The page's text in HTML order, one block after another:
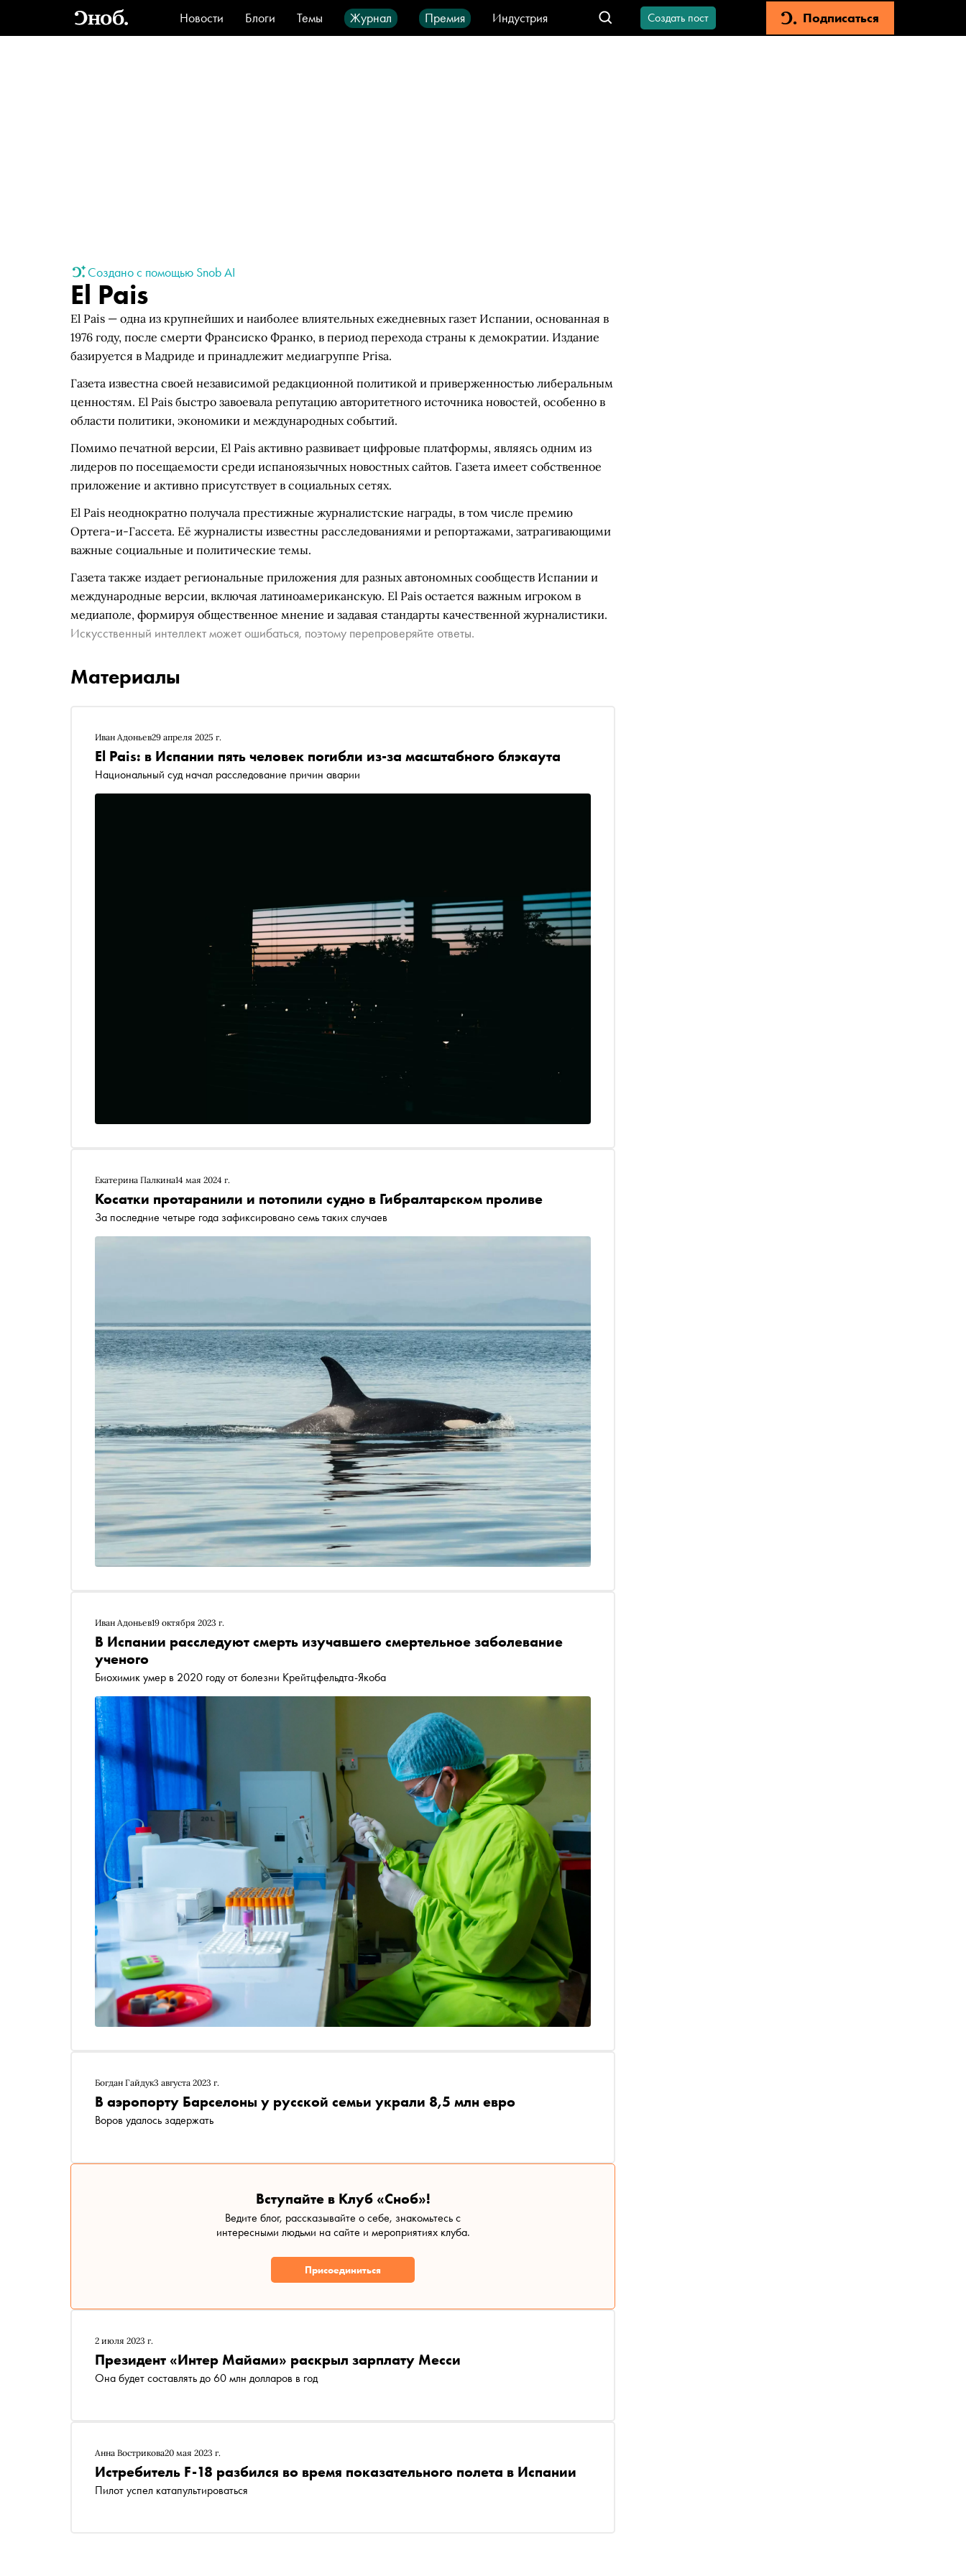
Новости Блоги Темы Журнал Премия
Индустрия
Стиль
Видео Город IT-продукты
Создать пост Подписаться
Создано с помощью Snob AI
El Pais
El Pais — одна из крупнейших и наиболее влиятельных ежедневных газет Испании, основанная в
1976 году, после смерти Франсиско Франко, в период перехода страны к демократии. Издание
базируется в Мадриде и принадлежит медиагруппе Prisa.
Газета известна своей независимой редакционной политикой и приверженностью либеральным
ценностям. El Pais быстро завоевала репутацию авторитетного источника новостей, особенно в
области политики, экономики и международных событий.
Помимо печатной версии, El Pais активно развивает цифровые платформы, являясь одним из
лидеров по посещаемости среди испаноязычных новостных сайтов. Газета имеет собственное
приложение и активно присутствует в социальных сетях.
El Pais неоднократно получала престижные журналистские награды, в том числе премию
Ортега-и-Гассета. Её журналисты известны расследованиями и репортажами, затрагивающими
важные социальные и политические темы.
Газета также издает региональные приложения для разных автономных сообществ Испании и
международные версии, включая латиноамериканскую. El Pais остается важным игроком в
медиаполе, формируя общественное мнение и задавая стандарты качественной журналистики.
Искусственный интеллект может ошибаться, поэтому перепроверяйте ответы.
Материалы
Иван Адоньев29 апреля 2025 г.
El Pais: в Испании пять человек погибли из-за масштабного блэкаута
Национальный суд начал расследование причин аварии
Екатерина Палкина14 мая 2024 г.
Косатки протаранили и потопили судно в Гибралтарском проливе
За последние четыре года зафиксировано семь таких случаев
Иван Адоньев19 октября 2023 г.
В Испании расследуют смерть изучавшего смертельное заболевание
ученого
Биохимик умер в 2020 году от болезни Крейтцфельдта-Якоба
Богдан Гайдук3 августа 2023 г.
В аэропорту Барселоны у русской семьи украли 8,5 млн евро
Воров удалось задержать
Вступайте в Клуб «Сноб»!
Ведите блог, рассказывайте о себе, знакомьтесь с
интересными людьми на сайте и мероприятиях клуба.
Присоединиться
2 июля 2023 г.
Президент «Интер Майами» раскрыл зарплату Месси
Она будет составлять до 60 млн долларов в год
Анна Вострикова20 мая 2023 г.
Истребитель F-18 разбился во время показательного полета в Испании
Пилот успел катапультироваться